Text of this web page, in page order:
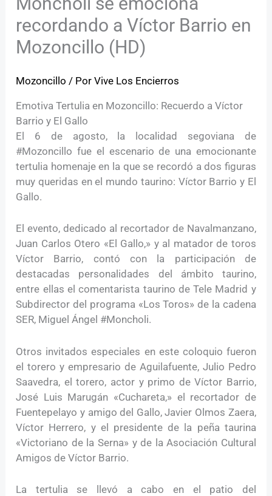
recordando a Víctor Barrio en
Mozoncillo (HD)
Mozoncillo / PorVive Los Encierros
Emotiva Tertulia en Mozoncillo: Recuerdo a Víctor
Barrio y El Gallo
El 6 de agosto, la localidad segoviana de
#Mozoncillo fue el escenario de una emocionante
tertulia homenaje en la que se recordó a dos figuras
muy queridas en el mundo taurino: Víctor Barrio y El
Gallo.
El evento, dedicado al recortador de Navalmanzano,
Juan Carlos Otero «El Gallo,» y al matador de toros
Víctor Barrio, contó con la participación de
destacadas personalidades del ámbito taurino,
entre ellas el comentarista taurino de Tele Madrid y
Subdirector del programa «Los Toros» de la cadena
SER, Miguel Ángel #Moncholi.
Otros invitados especiales en este coloquio fueron
el torero y empresario de Aguilafuente, Julio Pedro
Saavedra, el torero, actor y primo de Víctor Barrio,
José Luis Marugán «Cuchareta,» el recortador de
Fuentepelayo y amigo del Gallo, Javier Olmos Zaera,
Víctor Herrero, y el presidente de la peña taurina
«Victoriano de la Serna» y de la Asociación Cultural
Amigos de Víctor Barrio.
La tertulia se llevó a cabo en el patio del